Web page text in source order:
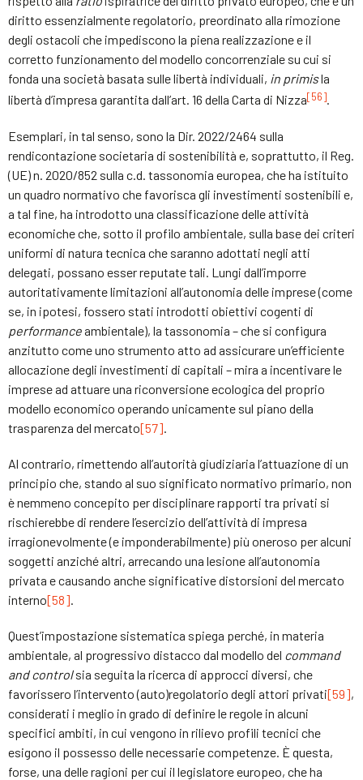
diritto essenzialmente regolatorio, preordinato alla rimozione
degli ostacoli che impediscono la piena realizzazione e il
corretto funzionamento del modello concorrenziale su cui si
fonda una società basata sulle libertà individuali, in primisla
libertà d’impresa garantita dall’art. 16 della Carta di Nizza[56].
Esemplari, in tal senso, sono la Dir. 2022/2464 sulla
rendicontazione societaria di sostenibilità e, soprattutto, il Reg.
(UE) n. 2020/852 sulla c.d. tassonomia europea, che ha istituito
un quadro normativo che favorisca gli investimenti sostenibili e,
a tal fine, ha introdotto una classificazione delle attività
economiche che, sotto il profilo ambientale, sulla base dei criteri
uniformi di natura tecnica che saranno adottati negli atti
delegati, possano esser reputate tali. Lungi dall’imporre
autoritativamente limitazioni all’autonomia delle imprese (come
se, in ipotesi, fossero stati introdotti obiettivi cogenti di
performanceambientale), la tassonomia – che si configura
anzitutto come uno strumento atto ad assicurare un’efficiente
allocazione degli investimenti di capitali – mira a incentivare le
imprese ad attuare una riconversione ecologica del proprio
modello economico operando unicamente sul piano della
trasparenza del mercato[57]
Al contrario, rimettendo all’autorità giudiziaria l’attuazione di un
principio che, stando al suo significato normativo primario, non
è nemmeno concepito per disciplinare rapporti tra privati si
rischierebbe di rendere l’esercizio dell’attività di impresa
irragionevolmente (e imponderabilmente) più oneroso per alcuni
soggetti anziché altri, arrecando una lesione all’autonomia
privata e causando anche significative distorsioni del mercato
interno[58]
Quest’impostazione sistematica spiega perché, in materia
ambientale, al progressivo distacco dal modello del command
and controlsia seguita la ricerca di approcci diversi, che
favorissero l’intervento (auto)regolatorio degli attori privati[59],
considerati i meglio in grado di definire le regole in alcuni
specifici ambiti, in cui vengono in rilievo profili tecnici che
esigono il possesso delle necessarie competenze. È questa,
forse, una delle ragioni per cui il legislatore europeo, che ha